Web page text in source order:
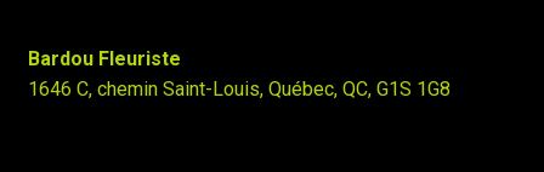
Bardou Fleuriste
1646 C, chemin Saint-Louis, Québec, QC, G1S 1G8